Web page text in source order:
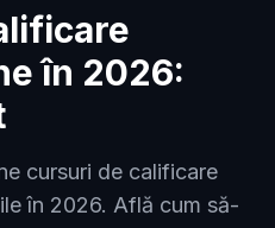
în 2026:
cursuri de calificare
în 2026. Află cum să-